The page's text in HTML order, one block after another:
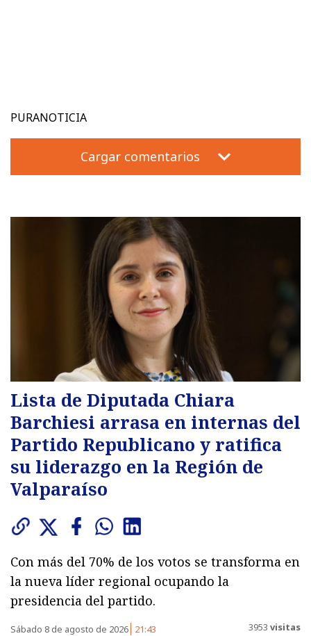
PURANOTICIA
Cargar comentarios
Lista de Diputada Chiara
Barchiesi arrasa en internas del
Partido Republicano y ratifica
su liderazgo en la Región de
Valparaíso
Con más del 70% de los votos se transforma en
la nueva líder regional ocupando la
presidencia del partido.
Sábado 8 de agosto de 2026 21:43 3953 visitas